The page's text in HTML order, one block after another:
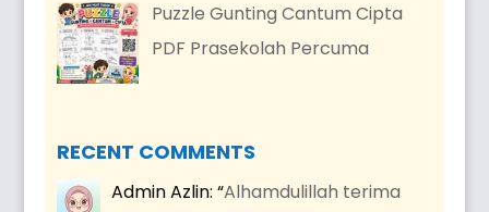
Puzzle Gunting Cantum Cipta
PDF Prasekolah Percuma
RECENT COMMENTS
Admin Azlin: “Alhamdulillah terima